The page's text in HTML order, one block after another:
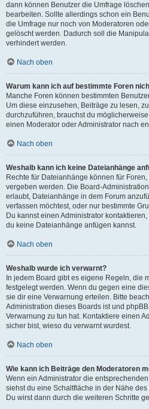
dann können Benutzer die Umfrage
bearbeiten. Sollte allerdings schon ein
die Umfrage nur noch von Moderatoren
gelöscht werden. Dadurch soll die
verhindert werden.
Nach oben
Warum kann ich auf bestimmte Foren
Manche Foren können bestimmten
Um diese einzusehen, Beiträge zu lesen,
durchzuführen, brauchst du
einen Moderator oder Administrator nach
Nach oben
Weshalb kann ich keine Dateianhänge
Rechte für Dateianhänge können für
vergeben werden. Die Board-
erlaubt, Dateianhänge in dem Forum
verfassen möchtest, oder nur bestimmte
Du kannst einen Administrator
du keine Dateianhänge anfügen kannst.
Nach oben
Weshalb wurde ich verwarnt?
In jedem Board gibt es eigene Regeln, die
festgelegt werden. Wenn du gegen eine
sie dir eine Verwarnung erteilen. Bitte
Administration dieses Boards ist und
Verwarnung zu tun hat. Kontaktiere einen
sicher bist, wieso du verwarnt wurdest.
Nach oben
Wie kann ich Beiträge den Moderatoren
Wenn ein Administrator die
siehst du eine Schaltfläche in der Nähe
Du wirst dann durch die weiteren Schritte